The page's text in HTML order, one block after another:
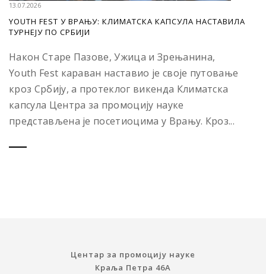
13.07.2026
YOUTH FEST У ВРАЊУ: КЛИМАТСКА КАПСУЛА НАСТАВИЛА
ТУРНЕЈУ ПО СРБИЈИ
Након Старе Пазове, Ужица и Зрењанина,
Youth Fest караван наставио је своје путовање
кроз Србију, а протеклог викенда Климатска
капсула Центра за промоцију науке
представљена је посетиоцима у Врању. Кроз...
Центар за промоцију науке
Краља Петра 46A